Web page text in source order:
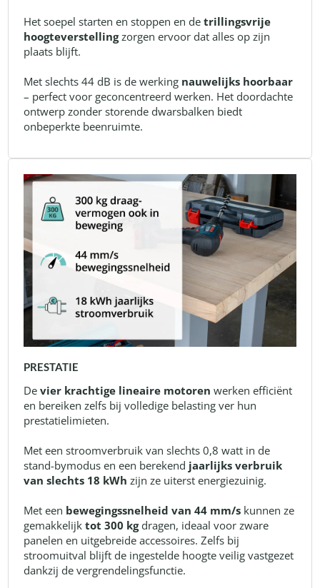
Het soepel starten en stoppen en detrillingsvrije
hoogteverstellingzorgen ervoor dat alles op zijn
plaats blijft.
Met slechts 44 dB is de werking nauwelijks hoorbaar
– perfect voor geconcentreerd werken. Het doordachte
ontwerp zonder storende dwarsbalken biedt
onbeperkte beenruimte.
PRESTATIE
Devier krachtige lineaire motoren werken efficiënt
en bereiken zelfs bij volledige belasting ver hun
prestatielimieten.
Met een stroomverbruik van slechts 0,8 watt in de
stand-bymodus en een berekend jaarlijks verbruik
van slechts 18 kWh zijn ze uiterst energiezuinig.
Met een bewegingssnelheid van 44 mm/s kunnen ze
gemakkelijktot 300 kgdragen, ideaal voor zware
panelen en uitgebreide accessoires. Zelfs bij
stroomuitval blijft de ingestelde hoogte veilig vastgezet
dankzij de vergrendelingsfunctie.